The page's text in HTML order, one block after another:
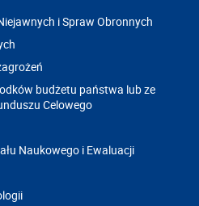
i Spraw Obronnych
budżetu państwa lub ze
Celowego
Naukowego i Ewaluacji